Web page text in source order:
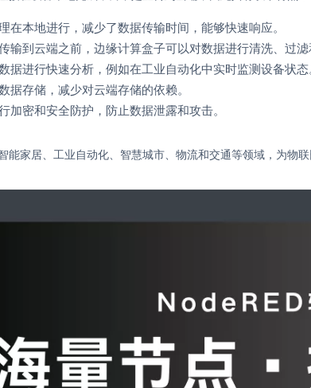
在本地进行，减少了数据传输时间，能够快速响应。
输到云端之前，边缘计算盒子可以对数据进行清洗、过滤
据进行快速分析，例如在工业自动化中实时监测设备状态
据存储，减少对云端存储的依赖。
加密和安全防护，防止数据泄露和攻击。
能家居、工业自动化、智慧城市、物流和交通等领域，为物